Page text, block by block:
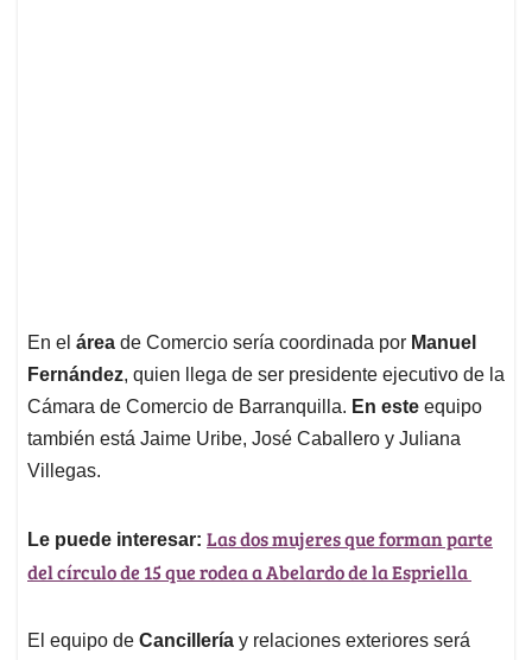
En el área de Comercio sería coordinada por Manuel
Fernández, quien llega de ser presidente ejecutivo de la
Cámara de Comercio de Barranquilla. En este equipo
también está Jaime Uribe, José Caballero y Juliana
Villegas.
Le puede interesar: Las dos mujeres que forman parte
del círculo de 15 que rodea a Abelardo de la Espriella
El equipo de Cancillería y relaciones exteriores será